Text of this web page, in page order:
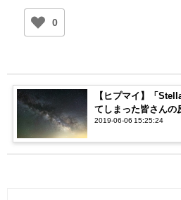
0
【ヒプマイ】「
てしまった皆さんの
ク】
2019-06-06 15:25:24